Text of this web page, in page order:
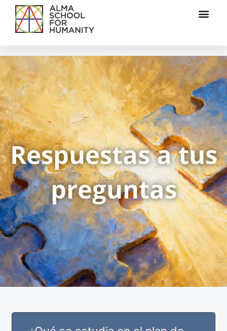
Respuestas a tus
preguntas